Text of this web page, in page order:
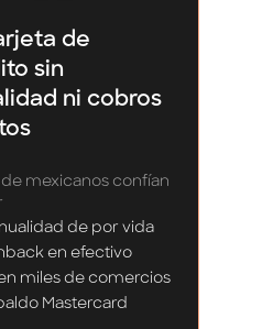
de
sin
ni cobros
de mexicanos confían
de por vida
en efectivo
en miles de comercios
Mastercard